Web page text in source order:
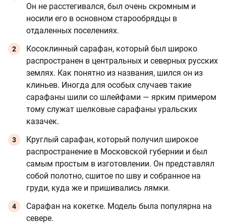
Он не расстегивался, был очень скромным и
носили его в основном старообрядцы в
отдаленных поселениях.
Косоклинный сарафан, который был широко
распространен в центральных и северных русских
землях. Как понятно из названия, шился он из
клиньев. Иногда для особых случаев такие
сарафаны шили со шлейфами — ярким примером
тому служат шелковые сарафаны уральских
казачек.
Круглый сарафан, который получил широкое
распространение в Московской губернии и был
самым простым в изготовлении. Он представлял
собой полотно, сшитое по шву и собранное на
груди, куда же и пришивались лямки.
Сарафан на кокетке. Модель была популярна на
севере.